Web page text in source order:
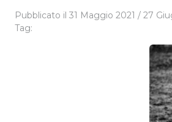
Pubblicato il 31 Maggio 2021 / 27
Tag: